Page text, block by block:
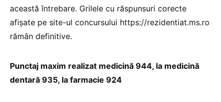
această întrebare. Grilele cu răspunsuri corecte
afișate pe site-ul concursului https://rezidentiat.ms.ro
rămân definitive.
Punctaj maxim realizat medicină 944, la medicină
dentară 935, la farmacie 924